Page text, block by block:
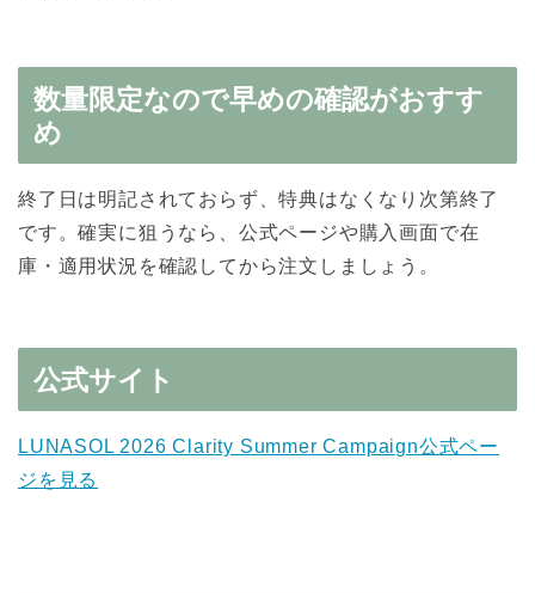
数量限定なので早めの確認がおすす
め
終了日は明記されておらず、特典はなくなり次第終了
です。確実に狙うなら、公式ページや購入画面で在
庫・適用状況を確認してから注文しましょう。
公式サイト
LUNASOL 2026 Clarity Summer Campaign公式ペー
ジを見る